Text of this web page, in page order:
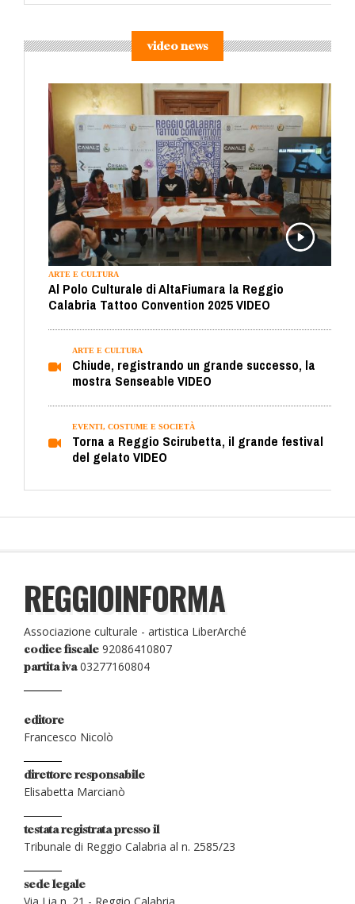
video news
ARTE E CULTURA
Al Polo Culturale di AltaFiumara la Reggio
Calabria Tattoo Convention 2025 VIDEO
ARTE E CULTURA
Chiude, registrando un grande successo, la
mostra Senseable VIDEO
EVENTI, COSTUME E SOCIETÀ
Torna a Reggio Scirubetta, il grande festival
del gelato VIDEO
REGGIOINFORMA
Associazione culturale - artistica LiberArché
codice fiscale 92086410807
partita iva03277160804
editore
Francesco Nicolò
direttore responsabile
Elisabetta Marcianò
testata registrata presso il
Tribunale di Reggio Calabria al n. 2585/23
sede legale